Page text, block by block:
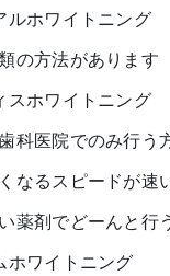
ルホワイトニング
の方法があります
スホワイトニング
科医院でのみ行う
なるスピードが速
薬剤でどーんと行
ホワイトニング